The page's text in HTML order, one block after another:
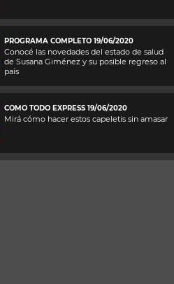
PROGRAMA COMPLETO 19/06/2020
Conocé las novedades del estado de salud
de Susana Giménez y su posible regreso al
país
COMO TODO EXPRESS 19/06/2020
Mirá cómo hacer estos capeletis sin amasar